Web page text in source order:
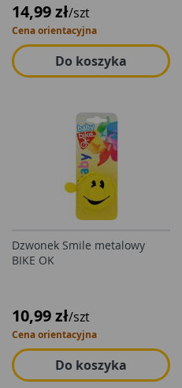
14,99 zł/szt
Cena orientacyjna
Do koszyka
Dzwonek Smile metalowy
BIKE OK
10,99 zł/szt
Cena orientacyjna
Do koszyka